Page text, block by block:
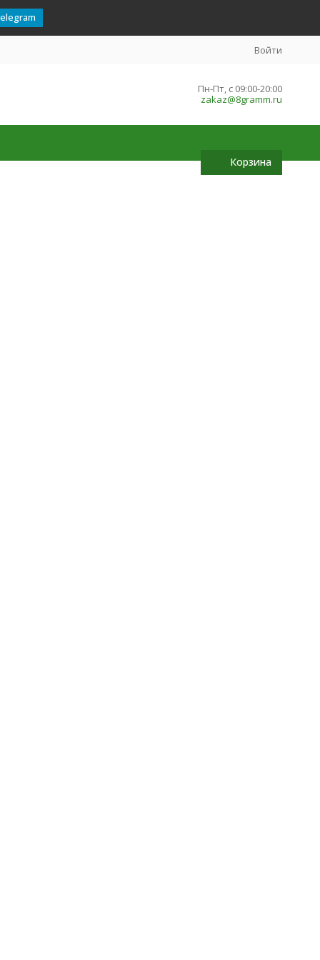
Войти
Пн-Пт, с 09:00-20:00
zakaz@8gramm.ru
Корзина